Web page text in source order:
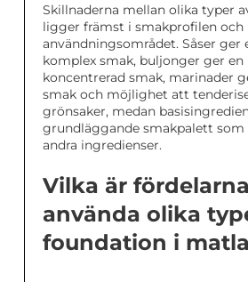
Skillnaderna mellan olika typer
ligger främst i smakprofilen och
användningsområdet. Såser ger
komplex smak, buljonger ger en
koncentrerad smak, marinader
smak och möjlighet att
grönsaker, medan
grundläggande smakpalett som
andra ingredienser.
Vilka är
använda olika
foundation i